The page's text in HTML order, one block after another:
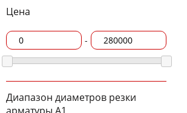
Цена
-
Диапазон диаметров резки